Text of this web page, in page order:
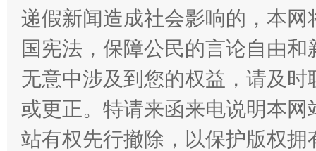
递假新闻造成社会影响的，本
国宪法，保障公民的言论自由
无意中涉及到您的权益，请及
或更正。特请来函来电说明本
站有权先行撤除，以保护版权